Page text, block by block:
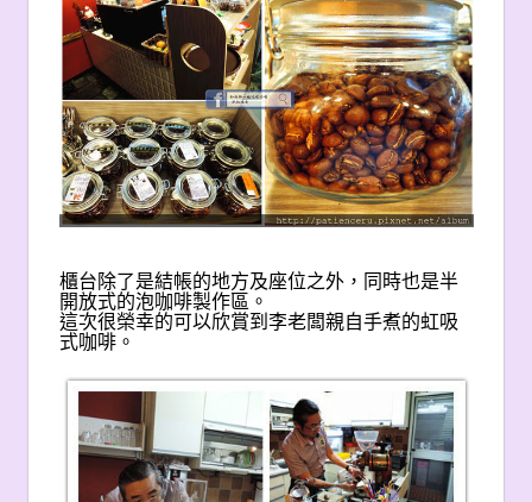
櫃台除了是結帳的地方及座位之外，同時也是半
開放式的泡咖啡製作區。
這次很榮幸的可以欣賞到李老闆親自手煮的虹吸
式咖啡。